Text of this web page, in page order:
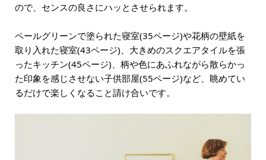
ので、センスの良さにハッとさせられます。
ペールグリーンで塗られた寝室(35ページ)や花柄の壁紙を
取り入れた寝室(43ページ)、大きめのスクエアタイルを張
ったキッチン(45ページ)、柄や色にあふれながら散らかっ
た印象を感じさせない子供部屋(55ページ)など、眺めてい
るだけで楽しくなること請け合いです。